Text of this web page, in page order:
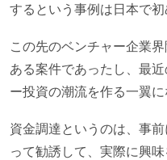
するという事例は日本で初
この先のベンチャー企業
ある案件であったし、最
ー投資の潮流を作る一翼に
資金調達というのは、事
って勧誘して、実際に興